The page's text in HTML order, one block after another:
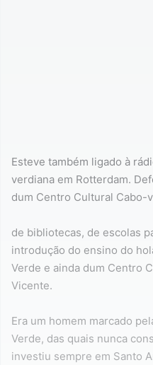
Esteve também ligado à
verdiana em Rotterdam.
dum Centro Cultural Cabo-
de bibliotecas, de escolas
introdução do ensino do
Verde e ainda dum Centro
Vicente.
Era um homem marcado
Verde, das quais nunca
investiu sempre em Santo